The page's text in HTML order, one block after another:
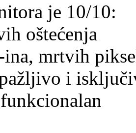
je 10/10:
oštećenja
ina, mrtvih
i